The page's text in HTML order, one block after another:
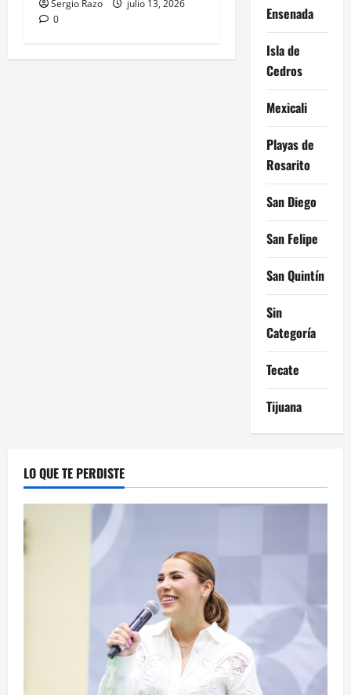
Sergio Razo
julio 13, 2026
0
Ensenada
Isla de
Cedros
Mexicali
Playas de
Rosarito
San Diego
San Felipe
San Quintín
Sin
Categoría
Tecate
Tijuana
LO QUE TE PERDISTE